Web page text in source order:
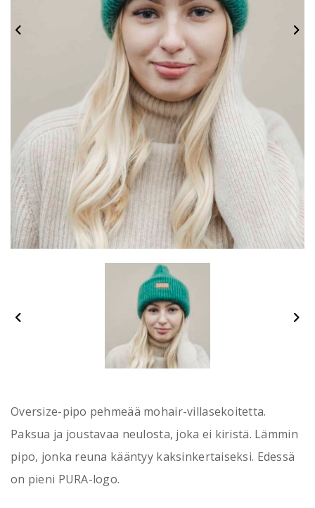
Oversize-pipo pehmeää mohair-villasekoitetta.
Paksua ja joustavaa neulosta, joka ei kiristä. Lämmin
pipo, jonka reuna kääntyy kaksinkertaiseksi. Edessä
on pieni PURA-logo.